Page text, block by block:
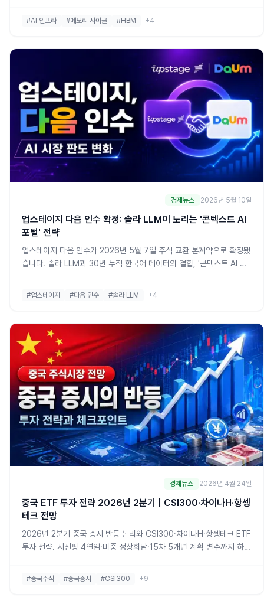
#AI 인프라 #메모리 사이클 #HBM +4
경제뉴스 2026년 5월 10일
업스테이지 다음 인수 확정: 솔라 LLM이 노리는 '콘텍스트 AI
포털' 전략
업스테이지 다음 인수가 2026년 5월 7일 주식 교환 본계약으로 확정됐
습니다. 솔라 LLM과 30년 누적 한국어 데이터의 결합, '콘텍스트 AI 포
#업스테이지 #다음 인수 #솔라 LLM +4
경제뉴스 2026년 4월 24일
중국 ETF 투자 전략 2026년 2분기 | CSI300·차이나H·항셍
테크 전망
2026년 2분기 중국 증시 반등 논리와 CSI300·차이나H·항셍테크 ETF
투자 전략. 시진핑 4연임·미중 정상회담·15차 5개년 계획 변수까지 하나
#중국주식 #중국증시 #CSI300 +9